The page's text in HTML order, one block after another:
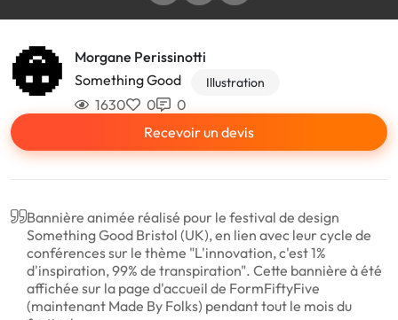
Morgane Perissinotti
Something Good
Illustration
1630 0
0
Recevoir un devis
Bannière animée réalisé pour le festival de design
Something Good Bristol (UK), en lien avec leur cycle de
conférences sur le thème "L'innovation, c'est 1%
d'inspiration, 99% de transpiration". Cette bannière à été
affichée sur la page d'accueil de FormFiftyFive
(maintenant Made By Folks) pendant tout le mois du